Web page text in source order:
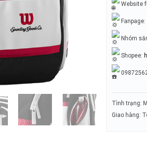
Website
Fanpage:
Nhóm
Shopee:
Tình trạng:
Giao hàng: